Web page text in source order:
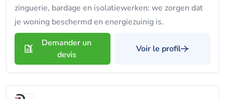
zinguerie, bardage en isolatiewerken: we zorgen dat
je woning beschermd en energiezuinig is.
Demander un
devis
Voir le profil